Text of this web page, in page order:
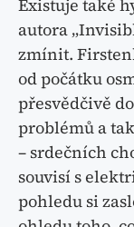
Existuje také
autora
zmínit.
od počátku
přesvědčivě
problémů a
– srdečních
souvisí s
pohledu si